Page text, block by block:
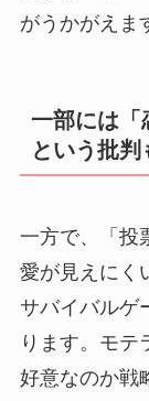
がうかがえま
一部には「
という批判
一方で、「投
愛が見えにく
サバイバルゲ
ります。モテ
好意なのか戦